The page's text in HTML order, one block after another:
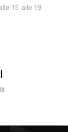
15 alle 19